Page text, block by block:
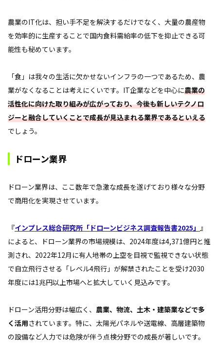
農業のIT化は、担い手不足を解決するだけでなく、大量の農産物
を効率的に生産することで国内食料需給率の低下を抑止できる可
能性も秘めています。
「食」は我々の生活に欠かせないインフラの一つであるため、農
業がなくなることは考えにくいです。IT企業などを中心に農業の
活性化に向けた取り組みが広がっており、今後も新しいテクノロ
ジーと融合していくことで成長が見込まれる業界であるといえる
でしょう。
ドローン業界
ドローン業界は、ここ数年で急激な成長を遂げており様々な分野
で商用化を実現させています。
『インプレス総合研究所「ドローンビジネス調査報告書2025」 』
によると、ドローン業界の市場規模は、2024年度は4,371億円と推
測され、2022年12月に有人地帯の上空を目視で監視できない状態
で自立飛行させる「レベル4飛行」が解禁されたことを受け2030
年度には1兆円以上市場へと拡大していく見込みです。
ドローン活用分野は幅広く、 農業、物流、土木・建築業などで多
く活用されています。特に、太陽光パネルや送電線、高層建築物
の設備など人力では危険が伴う点検分野での成長が著しいです。